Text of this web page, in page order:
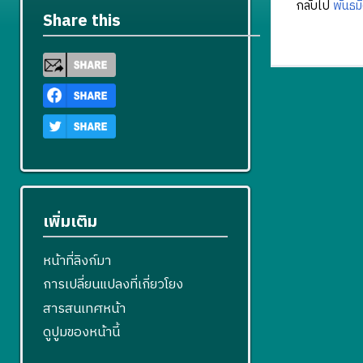
กลับไป พันธ
Share this
เพิ่มเติม
หน้าที่ลิงก์มา
การเปลี่ยนแปลงที่เกี่ยวโยง
สารสนเทศหน้า
ดูปูมของหน้านี้